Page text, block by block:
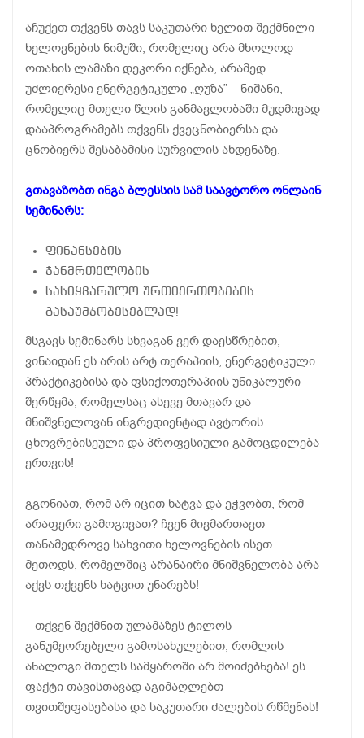
აჩუქეთ თქვენს თავს საკუთარი ხელით შექმნილი
ხელოვნების ნიმუში, რომელიც არა მხოლოდ
ოთახის ლამაზი დეკორი იქნება, არამედ
უძლიერესი ენერგეტიკული „ღუზა” – ნიშანი,
რომელიც მთელი წლის განმავლობაში მუდმივად
დააპროგრამებს თქვენს ქვეცნობიერსა და
ცნობიერს შესაბამისი სურვილის ახდენაზე.
გთავაზობთ ინგა ბლესსის სამ საავტორო ონლაინ
სემინარს:
ფინანსების
ჯანმრთელობის
სასიყვარულო ურთიერთობების
გასაუმჯობესებლად!
მსგავს სემინარს სხვაგან ვერ დაესწრებით,
ვინაიდან ეს არის არტ თერაპიის, ენერგეტიკული
პრაქტიკებისა და ფსიქოთერაპიის უნიკალური
შერწყმა, რომელსაც ასევე მთავარ და
მნიშვნელოვან ინგრედიენტად ავტორის
ცხოვრებისეული და პროფესიული გამოცდილება
ერთვის!
გგონიათ, რომ არ იცით ხატვა და ეჭვობთ, რომ
არაფერი გამოგივათ? ჩვენ მივმართავთ
თანამედროვე სახვითი ხელოვნების ისეთ
მეთოდს, რომელშიც არანაირი მნიშვნელობა არა
აქვს თქვენს ხატვით უნარებს!
– თქვენ შექმნით ულამაზეს ტილოს
განუმეორებელი გამოსახულებით, რომლის
ანალოგი მთელს სამყაროში არ მოიძებნება! ეს
ფაქტი თავისთავად აგიმაღლებთ
თვითშეფასებასა და საკუთარი ძალების რწმენას!